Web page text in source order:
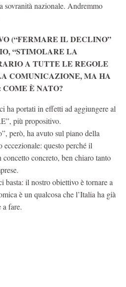
sovranità nazionale. Andremmo
(“FERMARE IL DECLINO”
“STIMOLARE LA
A TUTTE LE REGOLE
COMUNICAZIONE, MA HA
È NATO?
ha portati in effetti ad aggiungere al
più propositivo.
però, ha avuto sul piano della
eccezionale: questo perché il
concreto, ben chiaro tanto
basta: il nostro obiettivo è tornare a
è un qualcosa che l’Italia ha già
a fare.